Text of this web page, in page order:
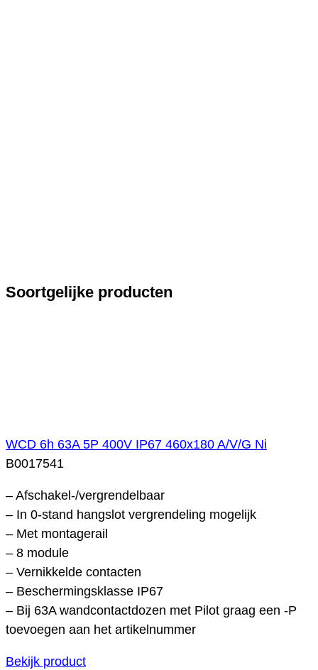
Soortgelijke producten
WCD 6h 63A 5P 400V IP67 460x180 A/V/G Ni
B0017541
– Afschakel-/vergrendelbaar
– In 0-stand hangslot vergrendeling mogelijk
– Met montagerail
– 8 module
– Vernikkelde contacten
– Beschermingsklasse IP67
– Bij 63A wandcontactdozen met Pilot graag een -P
toevoegen aan het artikelnummer
Bekijk product